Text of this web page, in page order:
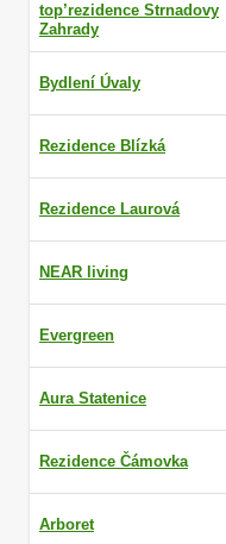
top’rezidence Strnadovy
Zahrady
Bydlení Úvaly
Rezidence Blízká
Rezidence Laurová
NEAR living
Evergreen
Aura Statenice
Rezidence Čámovka
Arboret